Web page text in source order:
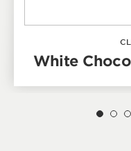
White